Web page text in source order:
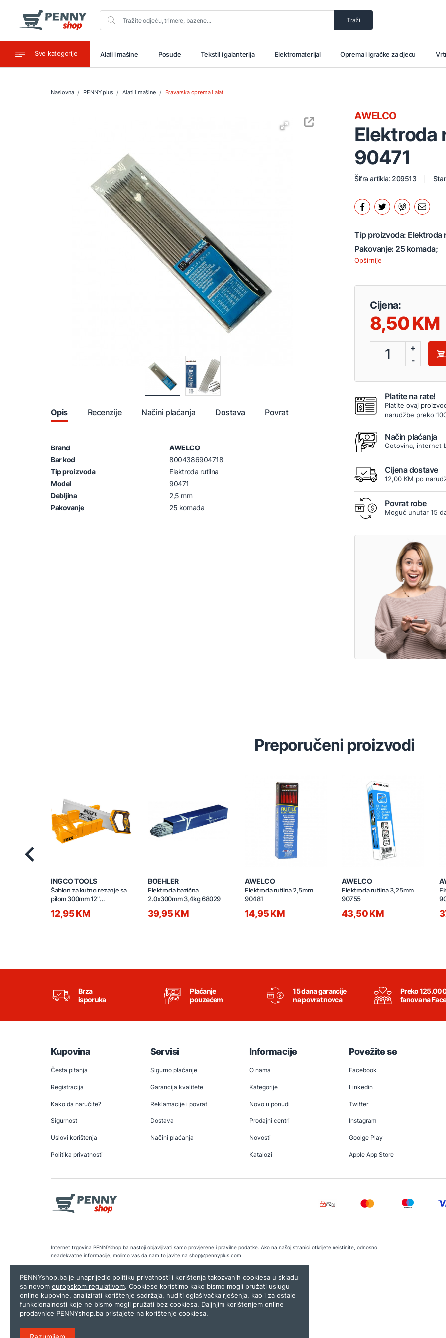
Traži
Sve kategorije
Ugostiteljstvo Alati i mašine Posuđe Tekstil i galanterija Elektromaterijal Oprema i igračke za djecu
Naslovna PENNY plus Alati i mašine Bravarska oprema i alat
Opis Recenzije Načini plaćanja Dostava Povrat
Brand
AWELCO
Bar kod
8004386904718
Tip proizvoda
Elektroda rutilna
Model
90471
Debljina
2,5 mm
Pakovanje
25 komada
Elektroda
90471
AWELCO
Šifra artikla: 209513
Tip proizvoda: Elektroda
Pakovanje: 25 komada;
Opširnije
Cijena:
8,50
1
+
-
Platite na rate!
Platite ovaj
narudžbe preko
Način plaćanja
Gotovina, internet
Cijena dostave
12,00 KM po
Povrat robe
Moguć unutar 15
Preporučeni proizvodi
INGCO TOOLS
Šablon za kutno rezanje sa
pilom 300mm 12"
HMBSB30062
12,95 KM
BOEHLER
Elektroda bazična
2.0x300mm 3,4kg 68029
39,95 KM
AWELCO
Elektroda rutilna 2,5mm
90481
14,95 KM
AWELCO
Elektroda rutilna 3,25mm
90755
43,50 KM
Brza
isporuka
Plaćanje
pouzećem
15 dana garancije
na povrat novca
Preko 125.000
fanova na
Kupovina
Česta pitanja
Registracija
Kako da naručite?
Sigurnost
Uslovi korištenja
Politika privatnosti
Servisi
Sigurno plaćanje
Garancija kvalitete
Reklamacije i povrat
Dostava
Načini plaćanja
Informacije
O nama
Kategorije
Novo u ponudi
Prodajni centri
Novosti
Katalozi
Povežite se
Facebook
Linkedin
Twitter
Instagram
Goolge Play
Apple App Store
Internet trgovina PENNYshop.ba nastoji objavljivati samo provjerene i pravilne podatke. Ako na našoj stranici otkrijete neistinite, odnosno
neadekvatne informacije, molimo vas da nam to javite na shop@pennyplus.com.
Copyright © 2026.Penny plus d.o.o. Sarajevo.Dizajn i programiranje:Lampa.ba
PENNYshop.ba je unaprijedio politiku privatnosti i korištenja takozvanih cookiesa u skladu
sa novom europskom regulativom. Cookiese koristimo kako bismo mogli pružati uslugu
online kupovine, analizirati korištenje sadržaja, nuditi oglašivačka rješenja, kao i za ostale
funkcionalnosti koje ne bismo mogli pružati bez cookiesa. Daljnjim korištenjem online
prodavnice PENNYshop.ba pristajete na korištenje cookiesa.
Razumijem